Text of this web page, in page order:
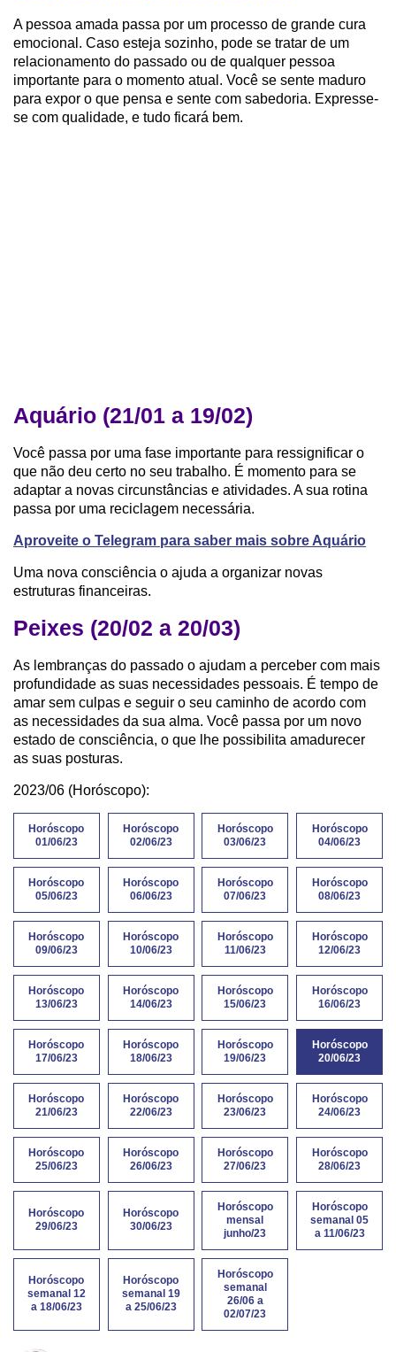
A pessoa amada passa por um processo de grande cura
emocional. Caso esteja sozinho, pode se tratar de um
relacionamento do passado ou de qualquer pessoa
importante para o momento atual. Você se sente maduro
para expor o que pensa e sente com sabedoria. Expresse-
se com qualidade, e tudo ficará bem.
Aquário (21/01 a 19/02)
Você passa por uma fase importante para ressignificar o
que não deu certo no seu trabalho. É momento para se
adaptar a novas circunstâncias e atividades. A sua rotina
passa por uma reciclagem necessária.
Aproveite o Telegram para saber mais sobre Aquário
Uma nova consciência o ajuda a organizar novas
estruturas financeiras.
Peixes (20/02 a 20/03)
As lembranças do passado o ajudam a perceber com mais
profundidade as suas necessidades pessoais. É tempo de
amar sem culpas e seguir o seu caminho de acordo com
as necessidades da sua alma. Você passa por um novo
estado de consciência, o que lhe possibilita amadurecer
as suas posturas.
2023/06 (Horóscopo):
Horóscopo
01/06/23
Horóscopo
02/06/23
Horóscopo
03/06/23
Horóscopo
04/06/23
Horóscopo
05/06/23
Horóscopo
06/06/23
Horóscopo
07/06/23
Horóscopo
08/06/23
Horóscopo
09/06/23
Horóscopo
10/06/23
Horóscopo
11/06/23
Horóscopo
12/06/23
Horóscopo
13/06/23
Horóscopo
14/06/23
Horóscopo
15/06/23
Horóscopo
16/06/23
Horóscopo
17/06/23
Horóscopo
18/06/23
Horóscopo
19/06/23
Horóscopo
20/06/23
Horóscopo
21/06/23
Horóscopo
22/06/23
Horóscopo
23/06/23
Horóscopo
24/06/23
Horóscopo
25/06/23
Horóscopo
26/06/23
Horóscopo
27/06/23
Horóscopo
28/06/23
Horóscopo
29/06/23
Horóscopo
30/06/23
Horóscopo
mensal
junho/23
Horóscopo
semanal 05
a 11/06/23
Horóscopo
semanal 12
a 18/06/23
Horóscopo
semanal 19
a 25/06/23
Horóscopo
semanal
26/06 a
02/07/23